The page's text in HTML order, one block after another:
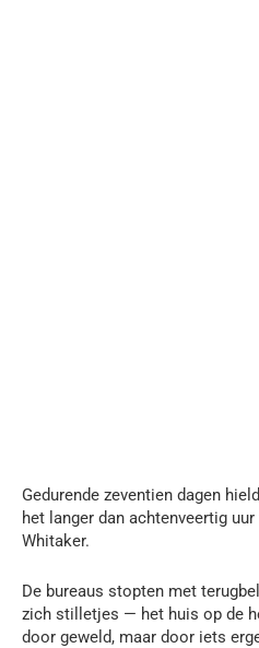
Gedurende zeventien dagen
het langer dan achtenveertig
Whitaker.
De bureaus stopten met
zich stilletjes — het huis op de
door geweld, maar door iets